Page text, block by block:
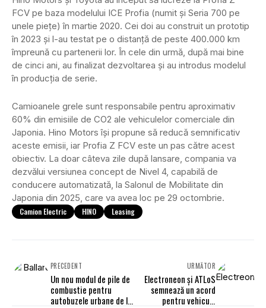
FCV pe baza modelului ICE Profia (numit și Seria 700 pe
unele piețe) în martie 2020. Cei doi au construit un prototip
în 2023 și l-au testat pe o distanță de peste 400.000 km
împreună cu partenerii lor. În cele din urmă, după mai bine
de cinci ani, au finalizat dezvoltarea și au introdus modelul
în producția de serie.
Camioanele grele sunt responsabile pentru aproximativ
60% din emisiile de CO2 ale vehiculelor comerciale din
Japonia. Hino Motors își propune să reducă semnificativ
aceste emisii, iar Profia Z FCV este un pas către acest
obiectiv. La doar câteva zile după lansare, compania va
dezvălui versiunea concept de Nivel 4, capabilă de
conducere automatizată, la Salonul de Mobilitate din
Japonia din 2025, care va avea loc pe 29 octombrie.
Camion Electric HINO Leasing
PRECEDENT
Un nou modul de pile de
combustie pentru
autobuzele urbane de la
URMĂTOR
Electroneon și ATLoS
semnează un acord
pentru vehicule